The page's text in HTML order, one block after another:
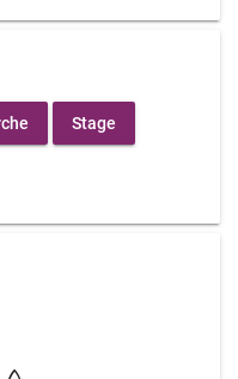
Stage